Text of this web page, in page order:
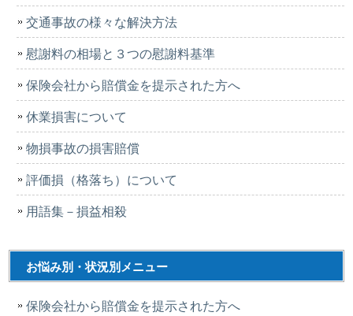
交通事故の様々な解決方法
慰謝料の相場と３つの慰謝料基準
保険会社から賠償金を提示された方へ
休業損害について
物損事故の損害賠償
評価損（格落ち）について
用語集－損益相殺
お悩み別・状況別メニュー
保険会社から賠償金を提示された方へ